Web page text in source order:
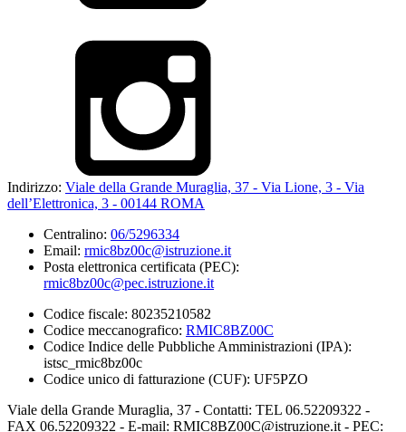
Indirizzo: Viale della Grande Muraglia, 37 - Via Lione, 3 - Via
dell’Elettronica, 3 - 00144 ROMA
Centralino: 06/5296334
Email: rmic8bz00c@istruzione.it
Posta elettronica certificata (PEC):
rmic8bz00c@pec.istruzione.it
Codice fiscale: 80235210582
Codice meccanografico: RMIC8BZ00C
Codice Indice delle Pubbliche Amministrazioni (IPA):
istsc_rmic8bz00c
Codice unico di fatturazione (CUF): UF5PZO
Viale della Grande Muraglia, 37 - Contatti: TEL 06.52209322 -
FAX 06.52209322 - E-mail: RMIC8BZ00C@istruzione.it - PEC: